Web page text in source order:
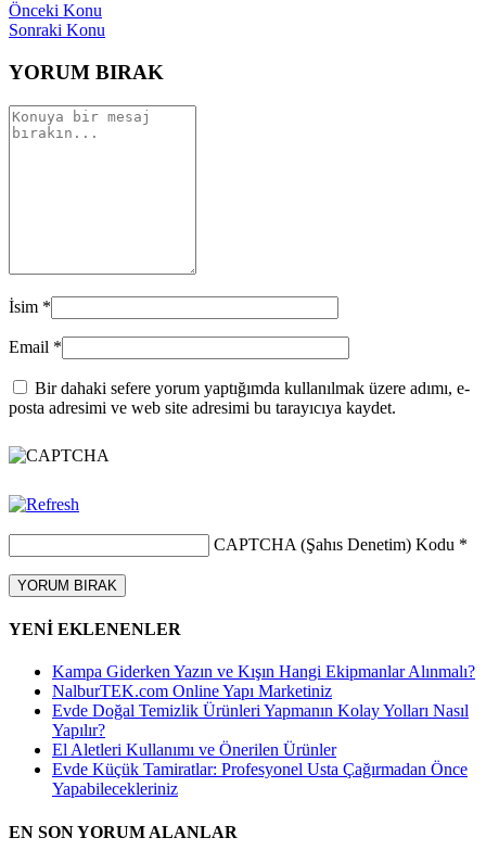
Önceki Konu
Sonraki Konu
YORUM BIRAK
İsim *
Email *
Bir dahaki sefere yorum yaptığımda kullanılmak üzere adımı, e-
posta adresimi ve web site adresimi bu tarayıcıya kaydet.
CAPTCHA (Şahıs Denetim) Kodu *
YENİ EKLENENLER
Kampa Giderken Yazın ve Kışın Hangi Ekipmanlar Alınmalı?
NalburTEK.com Online Yapı Marketiniz
Evde Doğal Temizlik Ürünleri Yapmanın Kolay Yolları Nasıl
Yapılır?
El Aletleri Kullanımı ve Önerilen Ürünler
Evde Küçük Tamiratlar: Profesyonel Usta Çağırmadan Önce
Yapabilecekleriniz
EN SON YORUM ALANLAR